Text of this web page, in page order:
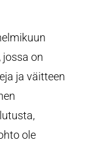
on
ja väitteen
ole